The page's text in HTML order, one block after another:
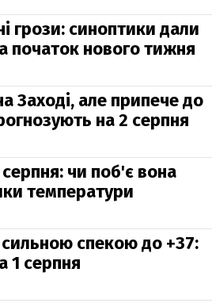
грози: синоптики дали
початок нового тижня
Заході, але припече до
на 2 серпня
чи поб'є вона
температури
сильною спекою до +37:
1 серпня